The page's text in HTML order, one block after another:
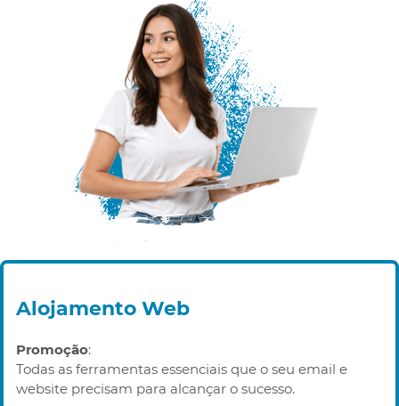
Alojamento Web
Promoção:
Todas as ferramentas essenciais que o seu email e
website precisam para alcançar o sucesso.